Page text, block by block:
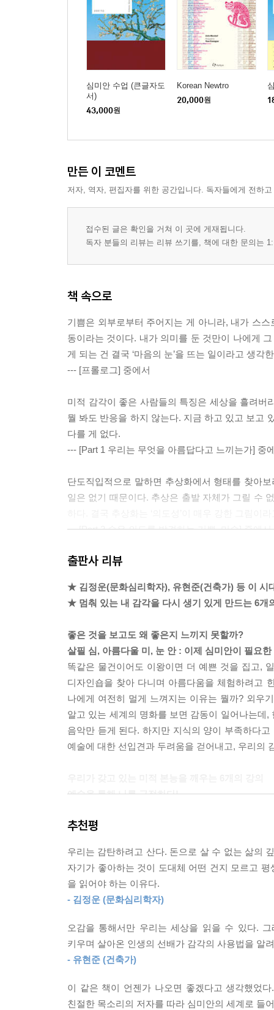
심미안 수업 (큰글자도
서)
43,000원
Korean Newtro
20,000원
만든 이 코멘트
저자, 역자, 편집자를 위한 공간입니다. 독자들에게 전하
접수된 글은 확인을 거쳐 이 곳에 게재됩니다.
독자 분들의 리뷰는 리뷰 쓰기를, 책에 대한 문의는
책 속으로
기쁨은 외부로부터 주어지는 게 아니라, 내가 스
동이라는 것이다. 내가 의미를 둔 것만이 나에게
게 되는 건 결국 ‘마음의 눈’을 뜨는 일이라고 생
--- [프롤로그] 중에서
미적 감각이 좋은 사람들의 특징은 세상을 흘려
뭘 봐도 반응을 하지 않는다. 지금 하고 있고 보고
다를 게 없다.
--- [Part 1 우리는 무엇을 아름답다고 느끼는가] 중
단도직입적으로 말하면 추상화에서 형태를 찾아
일은 없기 때문이다. 추상은 출발 자체가 그릴 수
--- [Part 2 숨은 의도를 발견하는 기쁨_미술] 중에서
혼자만의 시간을 가져보지 못한 이들은 좋아하는
다. 자신과 음이 진지하게 마주하는 경험을 한 이
클래식 공연을 들을 때 언제 박수를 쳐야 하는지와
특별한 공간에 누군가와 함께 들어간다면, 그 누
여기고 있다는 느낌을 준다. 그러니 사랑하는 이
--- [Part 4 나를 둘러싼 공간이 확장되는 마술_건축]
브라질의 사진가 세바스치앙 살가두의 사진을 보
라는 매체가 할 수 있는 일이 무궁무진하다는 걸
한 사진들은 항상 이 질문을 던진다. “당신은 무엇
박물관, 역사적 유물을 보러 돌아다녔다면, 이제
열광하는 걸까. 좋은 디자인의 기준은 무엇일까.
있는 질문은 아니지만, 디자인을 이해하는 데 필요
--- [Part 6 일상의 욕망을 다독이는 지혜_디자인] 중
순환이 시작되는 것이다. 이런 순환의 시간들을
--- [Part 6 일상의 욕망을 다독이는 지혜_디자인] 중에서
출판사 리뷰
★ 김정운(문화심리학자), 유현준(건축가) 등 이 시
★ 멈춰 있는 내 감각을 다시 생기 있게 만드는 6개
좋은 것을 보고도 왜 좋은지 느끼지 못할까?
살필 심, 아름다울 미, 눈 안 : 이제 심미안이 필요
똑같은 물건이어도 이왕이면 더 예쁜 것을 집고,
디자인숍을 찾아 다니며 아름다움을 체험하려고
나에게 여전히 멀게 느껴지는 이유는 뭘까? 외우
알고 있는 세계의 명화를 보면 감동이 일어나는데
음악만 듣게 된다. 하지만 지식의 양이 부족하다
예술에 대한 선입견과 두려움을 걷어내고, 우리의
예술을 통해 나를 긍정하다!
아름답게 느껴질까? 왜 꼭 미술관에 가서 그림
『심미안 수업』은 이런 질문들을 바탕으로 ‘우
녹아 있는 예술에 대한 이야기를 모두 6개의 주
재미있는 사례들과 감상자의 입장에서 참고할만
관심을 갖는 법, 똑같은 곡으로 느껴지는 클래
감상하는 법 등을 알려준다. 여기에 현대인들
예술사 중심의 책이 아니라, 오로지 수용하는 사람
자기 감각에 자신이 생기면, 남들이 무턱대고
것으로 바뀌는 행복의 선순환이 시작된다. 이런
추천평
우리는 감탄하려고 산다. 돈으로 살 수 없는 삶의
자기가 좋아하는 것이 도대체 어떤 건지 모르고
을 읽어야 하는 이유다.
- 김정운 (문화심리학자)
오감을 통해서만 우리는 세상을 읽을 수 있다.
키우며 살아온 인생의 선배가 감각의 사용법을 알
- 유현준 (건축가)
이 같은 책이 언젠가 나오면 좋겠다고 생각했었
친절한 목소리의 저자를 따라 심미안의 세계로 들